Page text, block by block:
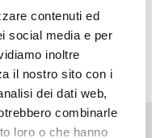
contenuti ed
social media e per
inoltre
il nostro sito con i
dei dati web,
combinarle
loro o che hanno